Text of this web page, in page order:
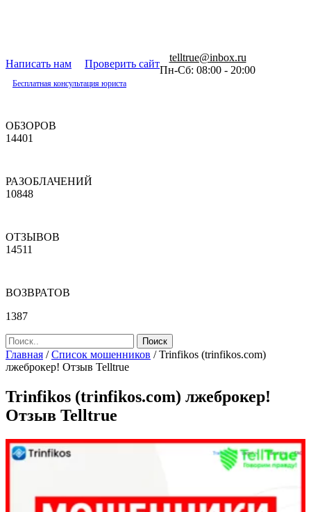
Написать нам Проверить сайт
telltrue@inbox.ru
Пн-Сб: 08:00 - 20:00
Бесплатная консультация юриста
ОБЗОРОВ
14401
РАЗОБЛАЧЕНИЙ
10848
ОТЗЫВОВ
14511
ВОЗВРАТОВ
1387
Главная /Список мошенников /Trinfikos (trinfikos.com)
лжеброкер! Отзыв Telltrue
Trinfikos (trinfikos.com) лжеброкер!
Отзыв Telltrue